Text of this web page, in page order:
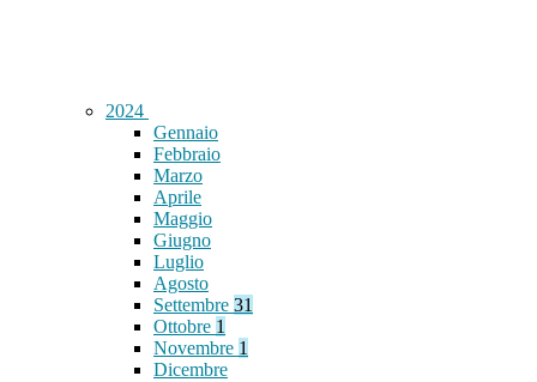
2024
Gennaio
Febbraio
Marzo
Aprile
Maggio
Giugno
Luglio
Agosto
Settembre 31
Ottobre 1
Novembre 1
Dicembre